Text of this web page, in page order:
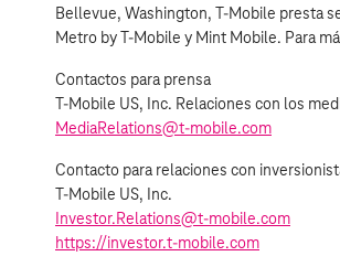
Bellevue, Washington, T‑Mobile presta
Metro by T‑Mobile y Mint Mobile. Para
Contactos para prensa
T‑Mobile US, Inc. Relaciones con los
MediaRelations@t‑mobile.com
Contacto para relaciones con
T‑Mobile US, Inc.
Investor.Relations@t‑mobile.com
https://investor.t‑mobile.com